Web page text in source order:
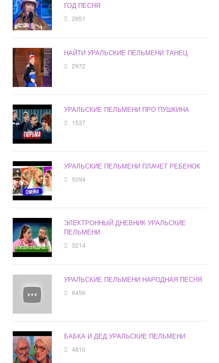
ГОД ПЕСНЯ
2651
НАЙТИ УРАЛЬСКИЕ ПЕЛЬМЕНИ ТАНЕЦ
2972
УРАЛЬСКИЕ ПЕЛЬМЕНИ ПРО ПУШКИНА
1537
УРАЛЬСКИЕ ПЕЛЬМЕНИ ПЛАЧЕТ РЕБЕНОК
5094
ЭЛЕКТРОННЫЙ ДНЕВНИК УРАЛЬСКИЕ
ПЕЛЬМЕНИ
3214
УРАЛЬСКИЕ ПЕЛЬМЕНИ НАРОДНАЯ ПЕСНЯ
6456
БАБКА И ДЕД УРАЛЬСКИЕ ПЕЛЬМЕНИ
4810